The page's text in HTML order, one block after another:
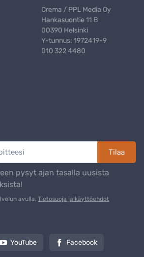
Crema / PPL Media Oy
Hankasuontie 11 B
00390 Helsinki
Y-tunnus: 1972419-9
010 322 4480
Tilaa
pysyt ajan tasalla uusista
avulla. Tietosuoja ja käyttöehdot
YouTube Facebook